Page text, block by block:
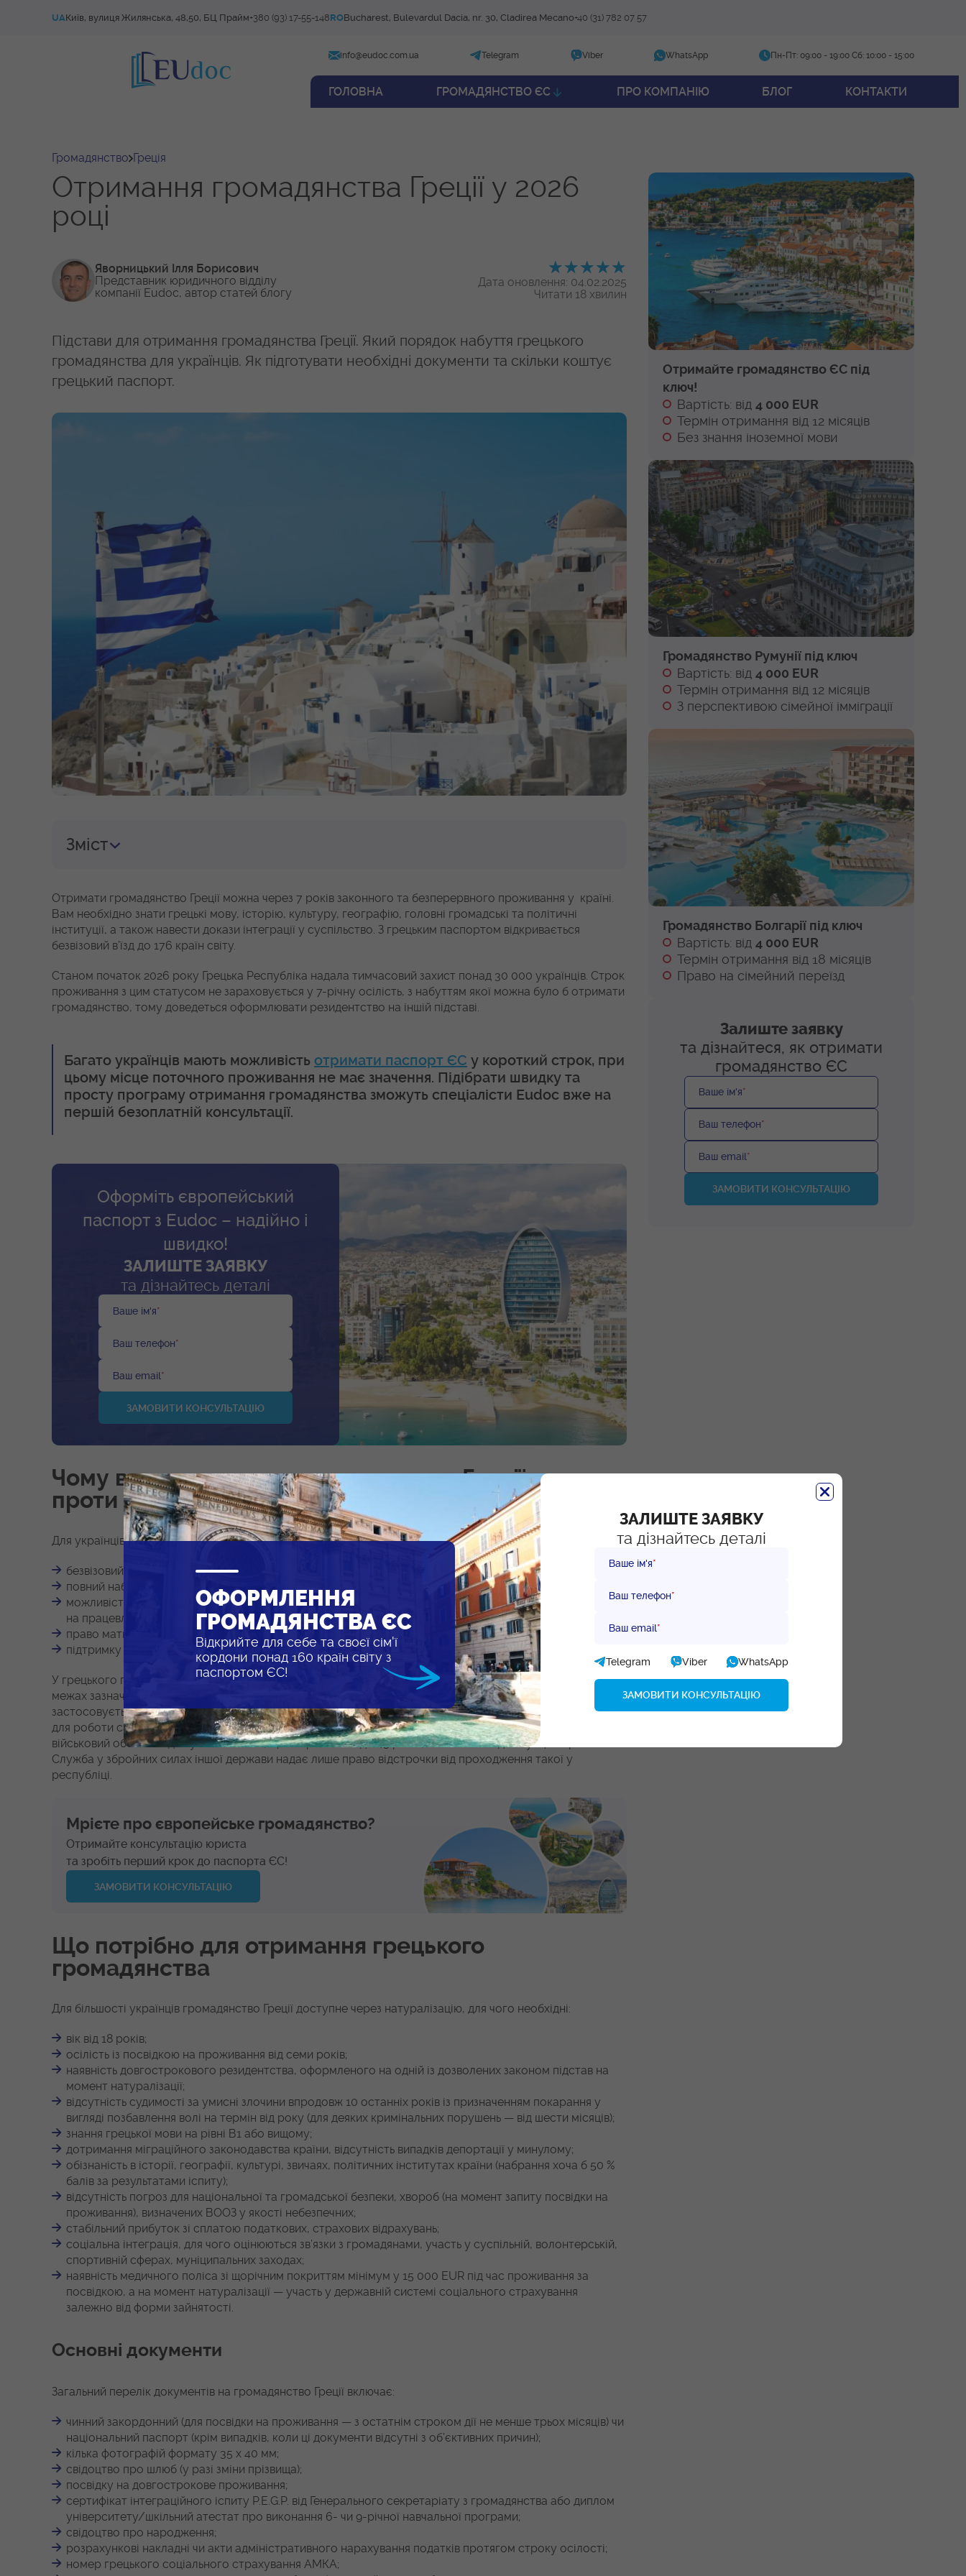
UAКиїв, вулиця Жилянська, 48,50, БЦ Прайм+380 (93) 17-55-148ROBucharest, Bulevardul Dacia, nr. 30, Cladirea Mecano+40 (31) 782 07 57
info@eudoc.com.ua Telegram Viber WhatsApp Пн-Пт: 09:00 - 19:00 Сб: 10:00 - 15:00
ГОЛОВНА ГРОМАДЯНСТВО ЄС ПРО КОМПАНІЮ БЛОГ КОНТАКТИ
Громадянство Греція
Отримання громадянства Греції у 2026
році
Яворницький Ілля Борисович
Представник юридичного відділу
компанії Eudoc, автор статей блогу
Дата оновлення: 04.02.2025
Читати 18 хвилин
Підстави для отримання громадянства Греції. Який порядок набуття грецького
громадянства для українців. Як підготувати необхідні документи та скільки коштує
грецький паспорт.
Зміст
Отримайте громадянство ЄС під
ключ!
Вартість: від 4 000 EUR
Термін отримання від 12 місяців
Без знання іноземної мови
Громадянство Румунії під ключ
Вартість: від 4 000 EUR
Термін отримання від 12 місяців
З перспективою сімейної імміграції
Громадянство Болгарії під ключ
Вартість: від 4 000 EUR
Термін отримання від 18 місяців
Право на сімейний переїзд
Залиште заявку
та дізнайтеся, як отримати
громадянство ЄС
Ваше ім'я*
Ваш телефон*
Ваш email*
Отримати громадянство Греції можна через 7 років законного та безперервного проживання у країні.
Вам необхідно знати грецькі мову, історію, культуру, географію, головні громадські та політичні
інституції, а також навести докази інтеграції у суспільство. З грецьким паспортом відкривається
безвізовий в’їзд до 176 країн світу.
Станом початок 2026 року Грецька Республіка надала тимчасовий захист понад 30 000 українців. Строк
проживання з цим статусом не зараховується у 7-річну осілість, з набуттям якої можна було б отримати
громадянство, тому доведеться оформлювати резидентство на іншій підставі.
Багато українців мають можливість отримати паспорт ЄС у короткий строк, при
цьому місце поточного проживання не має значення. Підібрати швидку та
просту програму отримання громадянства зможуть спеціалісти Eudoc вже на
першій безоплатній консультації.
Оформіть європейський
паспорт з Eudoc – надійно і
швидко!
ЗАЛИШТЕ ЗАЯВКУ
та дізнайтесь деталі
Ваше ім'я*
Ваш телефон*
Ваш email*
Чому варто отримати громадянство Греції: за та
проти
Для українців громадянство Греції дає переваги:
безвізовий доступ до всіх країн світу, за винятком Китаю, деяких держав Центральної Азії та Африки;
повний набір прав громадянина на території Греції, включно з виборчими та політичними;
можливість необмеженого проживання у будь-якому регіоні ЄС без зайвих формальностей і дозволу
на працевлаштування;
право мати множинне громадянство зі збереженням попереднього та/або отриманням наступного;
підтримку та захист із боку грецького консульства у будь-якій країні світу.
У грецького громадянства є певні мінуси, щоправда, вони відчуваються лише за умови проживання у
межах зазначеної країни. Зокрема, певний недолік представляє прогресивна шкала оподаткування, що
застосовується для прибутку вище середнього. В країні складна бюрократія, що створює перешкоди
для роботи самозайнятих осіб і малого бізнесу. Недоліком отримання грецького громадянства також є
військовий обов’язок для усіх чоловіків, що зберігається до 45 років, незалежно від ситуації в країні.
Служба у збройних силах іншої держави надає лише право відстрочки від проходження такої у
республіці.
Мрієте про європейське громадянство?
Отримайте консультацію юриста
та зробіть перший крок до паспорта ЄС!
ЗАМОВИТИ КОНСУЛЬТАЦІЮ
Що потрібно для отримання грецького
громадянства
Для більшості українців громадянство Греції доступне через натуралізацію, для чого необхідні:
вік від 18 років;
осілість із посвідкою на проживання від семи років;
наявність довгострокового резидентства, оформленого на одній із дозволених законом підстав на
момент натуралізації;
відсутність судимості за умисні злочини впродовж 10 останніх років із призначенням покарання у
вигляді позбавлення волі на термін від року (для деяких кримінальних порушень — від шести місяців);
знання грецької мови на рівні В1 або вищому;
дотримання міграційного законодавства країни, відсутність випадків депортації у минулому;
обізнаність в історії, географії, культурі, звичаях, політичних інститутах країни (набрання хоча б 50 %
балів за результатами іспиту);
відсутність погроз для національної та громадської безпеки, хвороб (на момент запиту посвідки на
проживання), визначених ВООЗ у якості небезпечних;
стабільний прибуток зі сплатою податкових, страхових відрахувань;
соціальна інтеграція, для чого оцінюються зв’язки з громадянами, участь у суспільній, волонтерській,
спортивній сферах, муніципальних заходах;
наявність медичного поліса зі щорічним покриттям мінімум у 15 000 EUR під час проживання за
посвідкою, а на момент натуралізації — участь у державній системі соціального страхування
залежно від форми зайнятості.
Основні документи
Загальний перелік документів на громадянство Греції включає:
чинний закордонний (для посвідки на проживання — з остатнім строком дії не менше трьох місяців) чи
національний паспорт (крім випадків, коли ці документи відсутні з об’єктивних причин);
кілька фотографій формату 35 х 40 мм;
свідоцтво про шлюб (у разі зміни прізвища);
посвідку на довгострокове проживання;
сертифікат інтеграційного іспиту P.E.G.P. від Генерального секретаріату з громадянства або диплом
університету/шкільний атестат про виконання 6- чи 9-річної навчальної програми;
свідоцтво про народження;
розрахункові накладні чи акти адміністративного нарахування податків протягом строку осілості;
номер грецького соціального страхування АМКА;
ОФОРМЛЕННЯ
ГРОМАДЯНСТВА ЄС
Відкрийте для себе та своєї сім'ї
кордони понад 160 країн світу з
паспортом ЄС!
ЗАЛИШТЕ ЗАЯВКУ
та дізнайтесь деталі
Ваше ім'я*
Ваш телефон*
Ваш email*
Telegram Viber WhatsApp